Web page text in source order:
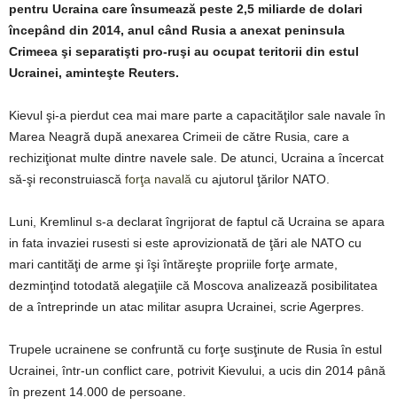
pentru Ucraina care însumează peste 2,5 miliarde de dolari
începând din 2014, anul când Rusia a anexat peninsula
Crimeea şi separatişti pro-ruşi au ocupat teritorii din estul
Ucrainei, aminteşte Reuters.
Kievul şi-a pierdut cea mai mare parte a capacităţilor sale navale în
Marea Neagră după anexarea Crimeii de către Rusia, care a
rechiziţionat multe dintre navele sale. De atunci, Ucraina a încercat
să-şi reconstruiască forţa navală cu ajutorul ţărilor NATO.
Luni, Kremlinul s-a declarat îngrijorat de faptul că Ucraina se apara
in fata invaziei rusesti si este aprovizionată de ţări ale NATO cu
mari cantităţi de arme şi îşi întăreşte propriile forţe armate,
dezminţind totodată alegaţiile că Moscova analizează posibilitatea
de a întreprinde un atac militar asupra Ucrainei, scrie Agerpres.
Trupele ucrainene se confruntă cu forţe susţinute de Rusia în estul
Ucrainei, într-un conflict care, potrivit Kievului, a ucis din 2014 până
în prezent 14.000 de persoane.